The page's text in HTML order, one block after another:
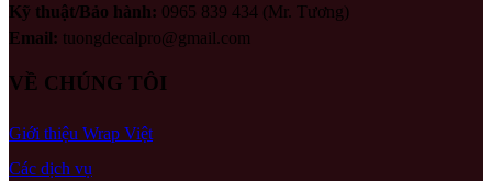
Kỹ thuật/Bảo hành: 0965 839 434 (Mr. Tương)
Email: tuongdecalpro@gmail.com
VỀ CHÚNG TÔI
Giới thiệu Wrap Việt
Các dịch vụ